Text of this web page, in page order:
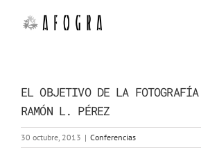
contenido
EL OBJETIVO DE LA
RAMÓN L. PÉREZ
30 octubre, 2013 | Conferencias